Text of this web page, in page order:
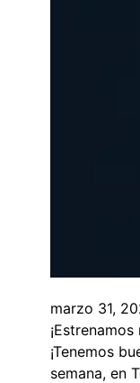
marzo 31,
¡Tenemos
semana, en